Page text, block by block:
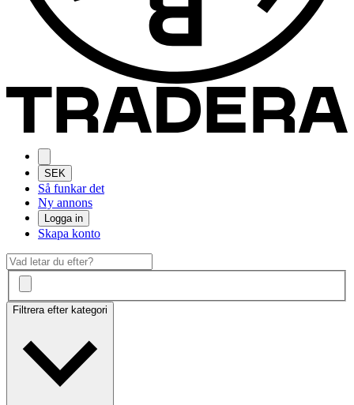
SEK
Så funkar det
Ny annons
Logga in
Skapa konto
Filtrera efter kategori